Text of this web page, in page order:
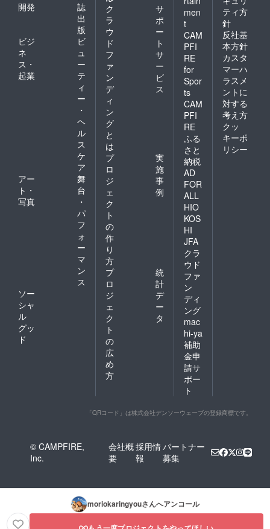
開発
誌
出
版
ビジ
ネ
ス・
起業
ビ
ュ
ー
テ
ィ
ー
・
ヘ
ル
ス
ケ
ア
アー
ト・
写真
舞
台
・
パ
フ
ォ
ー
マ
ン
ス
ソー
シャ
ル
グッ
ド
ク
ラ
ウ
ド
フ
ァ
ン
デ
ィ
ン
グ
と
は
サ
ポ
ー
ト
サ
ー
ビ
ス
プ
ロ
ジ
ェ
ク
ト
の
作
り
方
実
施
事
例
プ
ロ
ジ
ェ
ク
ト
の
広
め
方
統
計
デ
ー
タ
men
t
CAM
PFI
RE
for
Spor
ts
CAM
PFI
RE
ふる
さと
納税
AD
FOR
ALL
HIO
KOS
HI
JFA
クラ
ウド
ファ
ン
ディ
ング
mac
hi-ya
補助
金申
請サ
ポー
ト
ティ方
針
反社基
本方針
カスタ
マーハ
ラスメ
ントに
対する
考え方
クッ
キーポ
リシー
「QRコード」は株式会社デンソーウェーブの登録商標です。
© CAMPFIRE,
Inc.
会社概
要
採用情
報
パートナー
募集
moriokaringyouさんへアンコール